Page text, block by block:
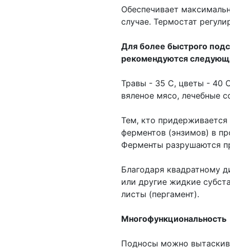
Обеспечивает
случае. Термостат
Для более быстрого
рекомендуются
Травы - 35 С, цветы - 40
вяленое мясо,
Тем, кто
ферментов (энзимов) в
Ферменты разрушаются
Благодаря квадратному
или другие жидкие
листы (пергамент).
Многофункциональность
Подносы можно